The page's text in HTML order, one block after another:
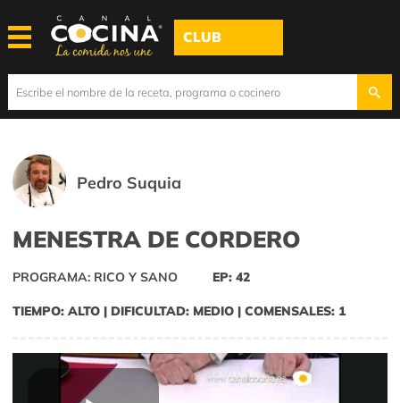
CLUB
Pedro Suquia
MENESTRA DE CORDERO
PROGRAMA: RICO Y SANO EP: 42
TIEMPO: ALTO | DIFICULTAD: MEDIO | COMENSALES: 1